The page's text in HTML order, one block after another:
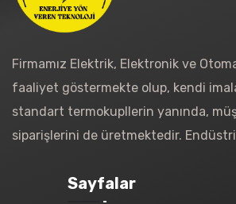
Firmamız Elektrik, Elektronik ve
faaliyet göstermekte olup, kendi
standart termokupllerin yanında,
siparişlerini de üretmektedir.
Sayfalar